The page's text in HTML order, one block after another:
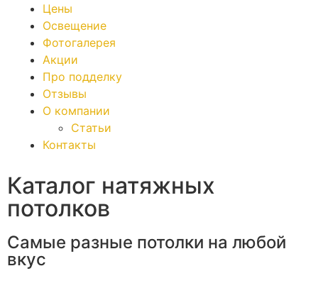
Цены
Освещение
Фотогалерея
Акции
Про подделку
Отзывы
О компании
Статьи
Контакты
Каталог натяжных
потолков
Самые разные потолки на любой
вкус